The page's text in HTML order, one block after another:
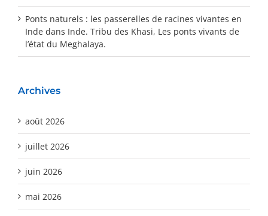
Ponts naturels : les passerelles de racines vivantes en
Inde dans Inde. Tribu des Khasi, Les ponts vivants de
l’état du Meghalaya.
Archives
août 2026
juillet 2026
juin 2026
mai 2026